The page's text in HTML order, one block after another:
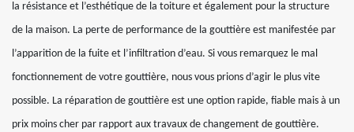
la résistance et l’esthétique de la toiture et également pour la structure
de la maison. La perte de performance de la gouttière est manifestée par
l’apparition de la fuite et l’infiltration d’eau. Si vous remarquez le mal
fonctionnement de votre gouttière, nous vous prions d’agir le plus vite
possible. La réparation de gouttière est une option rapide, fiable mais à un
prix moins cher par rapport aux travaux de changement de gouttière.